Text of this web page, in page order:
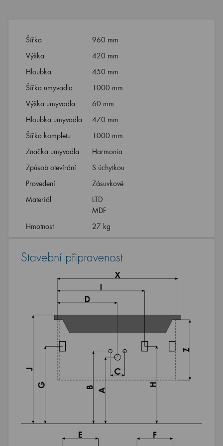
Šířka
960 mm
Výška
420 mm
Hloubka
450 mm
Šířka umyvadla
1000 mm
Výška umyvadla
60 mm
Hloubka umyvadla
470 mm
Šířka kompletu
1000 mm
Značka umyvadla
Harmonia
Způsob otevírání
S úchytkou
Provedení
Zásuvkové
Materiál
LTD
MDF
Hmotnost
27 kg
Stavební připravenost